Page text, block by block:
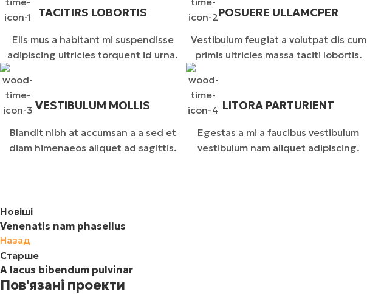
TACITIRS LOBORTIS
Elis mus a habitant mi suspendisse
adipiscing ultricies torquent id urna.
VESTIBULUM MOLLIS
Blandit nibh at accumsan a a sed et
diam himenaeos aliquet ad sagittis.
POSUERE ULLAMCPER
Vestibulum feugiat a volutpat dis cum
primis ultricies massa taciti lobortis.
LITORA PARTURIENT
Egestas a mi a faucibus vestibulum
vestibulum nam aliquet adipiscing.
Новіші
Venenatis nam phasellus
Назад
Старше
A lacus bibendum pulvinar
Пов'язані проекти